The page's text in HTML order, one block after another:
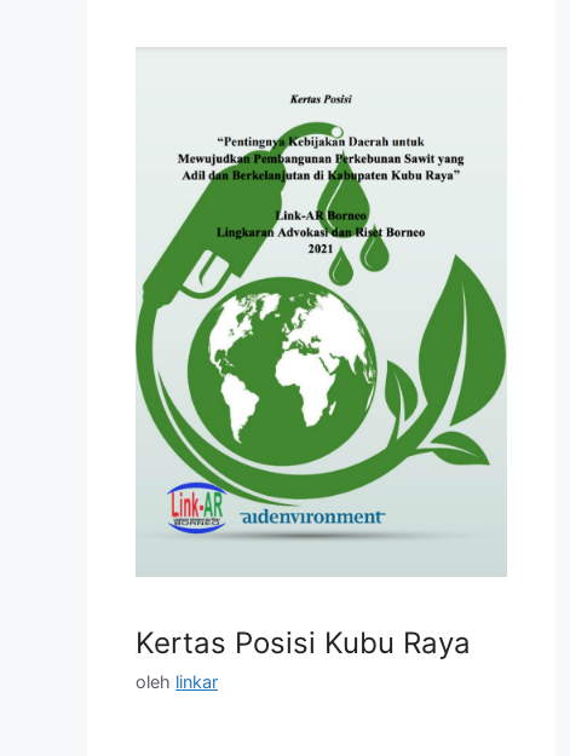
Kertas Posisi Kubu Raya
oleh linkar